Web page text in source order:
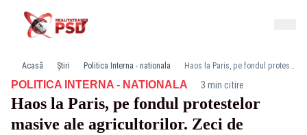
Acasă Știri Politica Interna - nationala Haos la Paris, pe fondul protestelor masive ale agricultorilor. Zeci de tractoare au ocupat străzile, Adunarea Națională este pichetată, iar protestatarii aprind focuri - VIDEO
POLITICA INTERNA - NATIONALA· 3 min citire
Haos la Paris, pe fondul protestelor
masive ale agricultorilor. Zeci de